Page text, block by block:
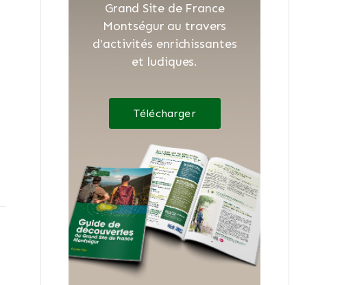
Grand Site de France
Montségur au travers
d'activités enrichissantes
et ludiques.
Télécharger